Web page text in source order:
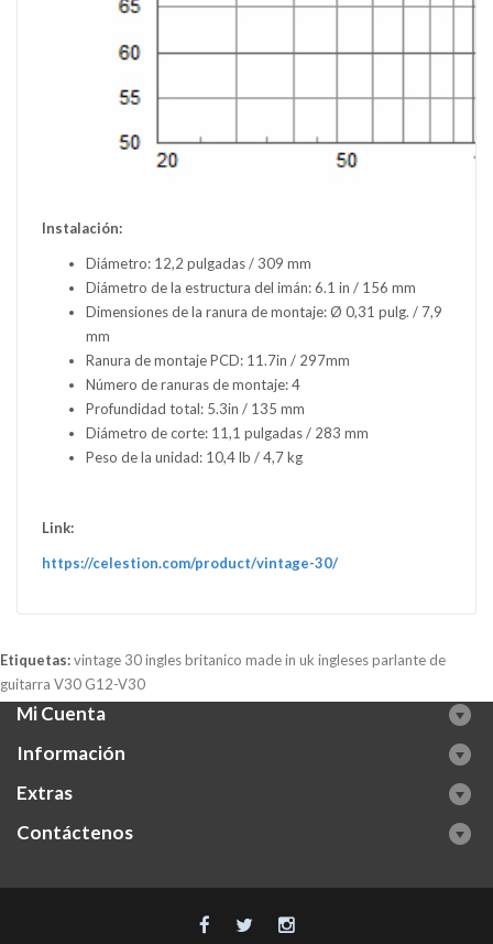
Instalación:
Diámetro: 12,2 pulgadas / 309 mm
Diámetro de la estructura del imán: 6.1 in / 156 mm
Dimensiones de la ranura de montaje: Ø 0,31 pulg. / 7,9
mm
Ranura de montaje PCD: 11.7in / 297mm
Número de ranuras de montaje: 4
Profundidad total: 5.3in / 135 mm
Diámetro de corte: 11,1 pulgadas / 283 mm
Peso de la unidad: 10,4 lb / 4,7 kg
Link:
https://celestion.com/product/vintage-30/
Etiquetas:vintage 30 ingles britanico made in uk ingleses parlante de
guitarra V30 G12-V30
Mi Cuenta
Información
Extras
Contáctenos